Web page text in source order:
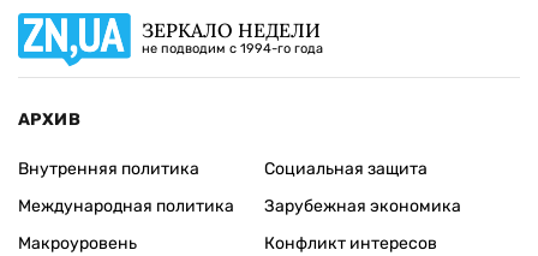
ЗЕРКАЛО НЕДЕЛИ
не подводим с 1994-го года
АРХИВ
Внутренняя политика
Международная политика
Макроуровень
Социальная защита
Зарубежная экономика
Конфликт интересов